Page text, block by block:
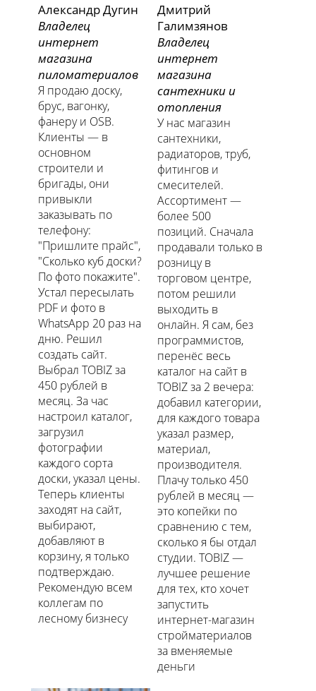
Александр Дугин
Владелец
интернет
магазина
пиломатериалов
Я продаю доску,
брус, вагонку,
фанеру и OSB.
Клиенты — в
основном
строители и
бригады, они
привыкли
заказывать по
телефону:
"Пришлите прайс",
"Сколько куб доски?
По фото покажите".
Устал пересылать
PDF и фото в
WhatsApp 20 раз на
дню. Решил
создать сайт.
Выбрал TOBIZ за
450 рублей в
месяц. За час
настроил каталог,
загрузил
фотографии
каждого сорта
доски, указал цены.
Теперь клиенты
заходят на сайт,
выбирают,
добавляют в
корзину, я только
подтверждаю.
Рекомендую всем
коллегам по
лесному бизнесу
Дмитрий
Галимзянов
Владелец
интернет
магазина
сантехники и
отопления
У нас магазин
сантехники,
радиаторов, труб,
фитингов и
смесителей.
Ассортимент —
более 500
позиций. Сначала
продавали только в
розницу в
торговом центре,
потом решили
выходить в
онлайн. Я сам, без
программистов,
перенёс весь
каталог на сайт в
TOBIZ за 2 вечера:
добавил категории,
для каждого товара
указал размер,
материал,
производителя.
Плачу только 450
рублей в месяц —
это копейки по
сравнению с тем,
сколько я бы отдал
студии. TOBIZ —
лучшее решение
для тех, кто хочет
запустить
интернет-магазин
стройматериалов
за вменяемые
деньги